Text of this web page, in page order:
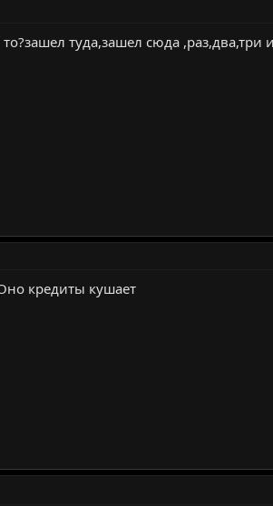
туда,зашел сюда
кредиты кушает